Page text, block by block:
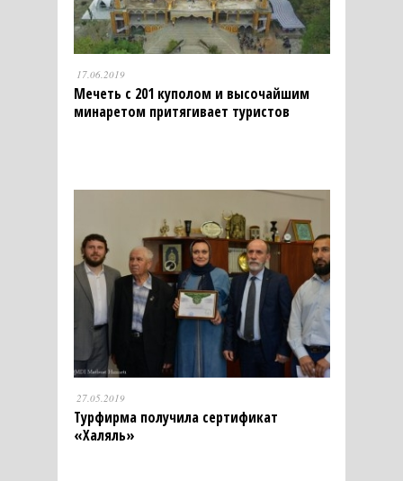
17.06.2019
Мечеть с 201 куполом и высочайшим
минаретом притягивает туристов
27.05.2019
Турфирма получила сертификат
«Халяль»